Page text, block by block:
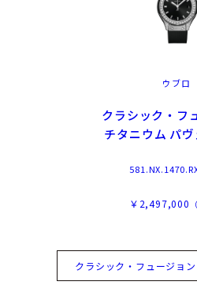
ウブロ
クラシック・フ
チタニウム パ
￥2,497,000
クラシック・フュージョ